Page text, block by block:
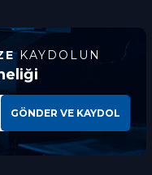
KAYDOLUN
GÖNDER VE KAYDOL